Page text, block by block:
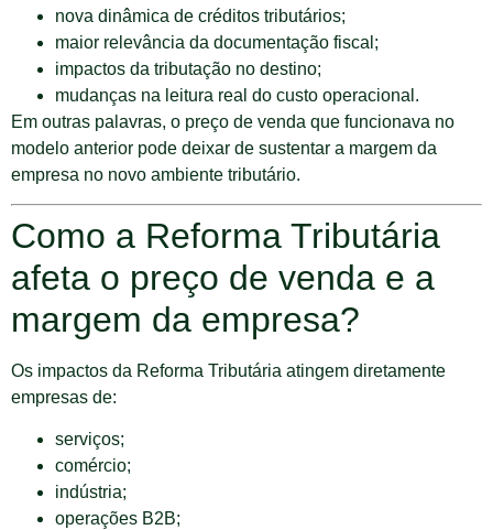
nova dinâmica de créditos tributários;
maior relevância da documentação fiscal;
impactos da tributação no destino;
mudanças na leitura real do custo operacional.
Em outras palavras, o preço de venda que funcionava no
modelo anterior pode deixar de sustentar a margem da
empresa no novo ambiente tributário.
Como a Reforma Tributária
afeta o preço de venda e a
margem da empresa?
Os impactos da Reforma Tributária atingem diretamente
empresas de:
serviços;
comércio;
indústria;
operações B2B;